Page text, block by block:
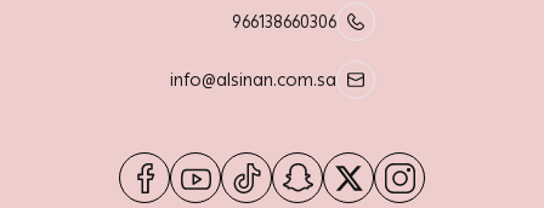
966138660306
info@alsinan.com.sa